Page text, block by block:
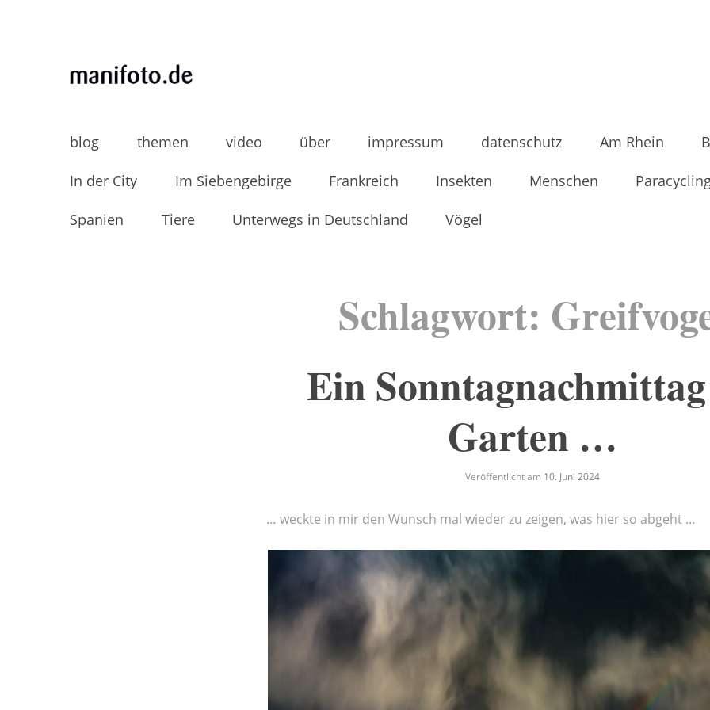
blog themen video über impressum datenschutz Am Rhein
In der City Im Siebengebirge Frankreich Insekten Menschen
Spanien Tiere Unterwegs in Deutschland Vögel
Schlagwort:
Ein
Garten …
Veröffentlicht am 10. Juni 2024
… weckte in mir den Wunsch mal wieder zu zeigen, was hier so abgeht …